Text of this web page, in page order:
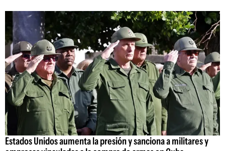
Estados Unidos aumenta la presión y sanciona a militares y